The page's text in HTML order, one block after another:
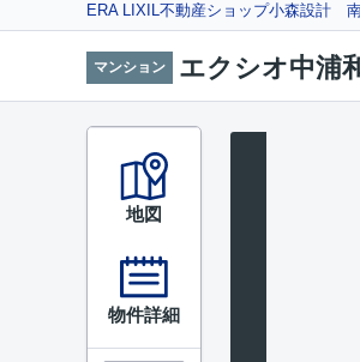
ERA LIXIL不動産ショップ小森設計
マンション エクシオ中浦
地図
物件詳細